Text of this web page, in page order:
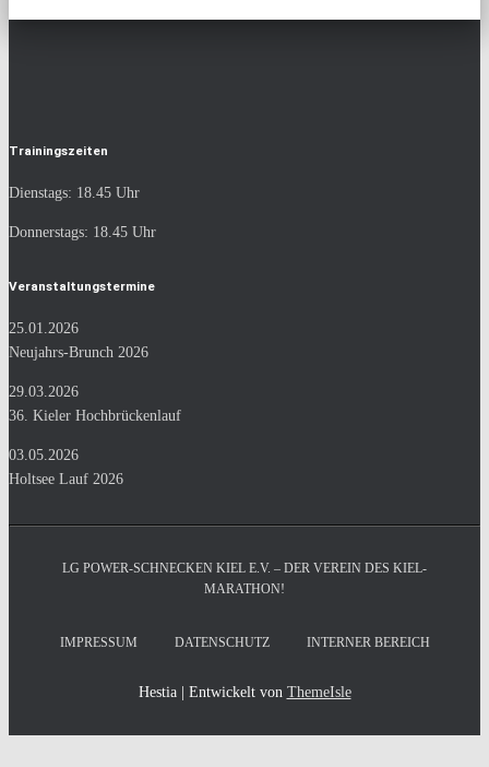
Trainingszeiten
Dienstags: 18.45 Uhr
Donnerstags: 18.45 Uhr
Veranstaltungstermine
25.01.2026
Neujahrs-Brunch 2026
29.03.2026
36. Kieler Hochbrückenlauf
03.05.2026
Holtsee Lauf 2026
LG POWER-SCHNECKEN KIEL E.V. – DER VEREIN DES KIEL-
MARATHON!
IMPRESSUM DATENSCHUTZ INTERNER BEREICH
Hestia | Entwickelt von ThemeIsle